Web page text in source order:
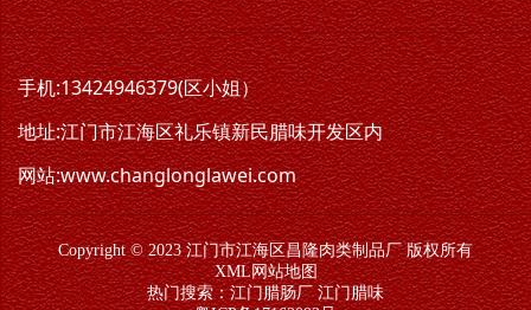
手机:13424946379(区小姐）
地址:江门市江海区礼乐镇新民腊味开发区内
网站:www.changlonglawei.com
Copyright © 2023 江门市江海区昌隆肉类制品厂 版权所有
XML网站地图
热门搜索：江门腊肠厂江门腊味